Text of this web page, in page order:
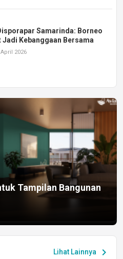
Samarinda: Borneo
Jadi Kebanggaan Bersama
2026
Tampilan Bangunan
Lihat Lainnya chevron_right